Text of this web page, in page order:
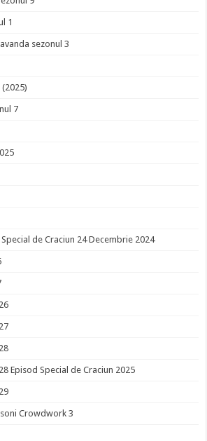
1
sezonul 3
7
de Craciun 24 Decembrie 2024
Episod Special de Craciun 2025
Crowdwork 3